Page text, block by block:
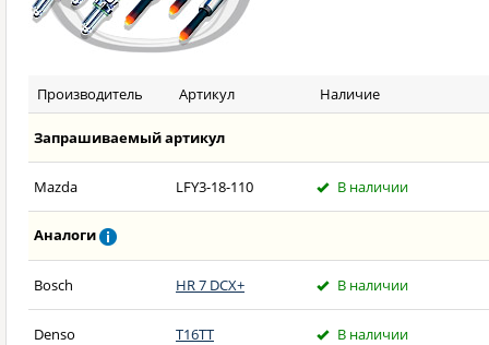
Производитель Артикул Наличие
Запрашиваемый артикул
Mazda LFY3-18-110 В наличии
Аналоги
Bosch HR 7 DCX+ В наличии
Denso T16TT В наличии